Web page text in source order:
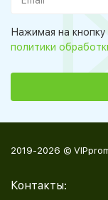
Нажимая на
политики
2019-2026 ©
Контакты: